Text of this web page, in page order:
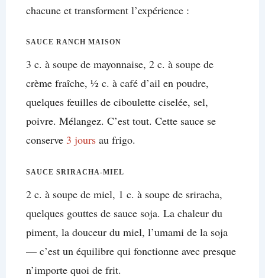
chacune et transforment l’expérience :
SAUCE RANCH MAISON
3 c. à soupe de mayonnaise, 2 c. à soupe de
crème fraîche, ½ c. à café d’ail en poudre,
quelques feuilles de ciboulette ciselée, sel,
poivre. Mélangez. C’est tout. Cette sauce se
conserve 3 joursau frigo.
SAUCE SRIRACHA-MIEL
2 c. à soupe de miel, 1 c. à soupe de sriracha,
quelques gouttes de sauce soja. La chaleur du
piment, la douceur du miel, l’umami de la soja
— c’est un équilibre qui fonctionne avec presque
n’importe quoi de frit.